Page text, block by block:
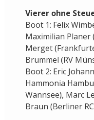
Vierer ohne
Boot 1: Felix
Maximilian Planer
Merget
Brummel (RV
Boot 2: Eric
Hammonia
Wannsee), Marc
Braun (Berliner